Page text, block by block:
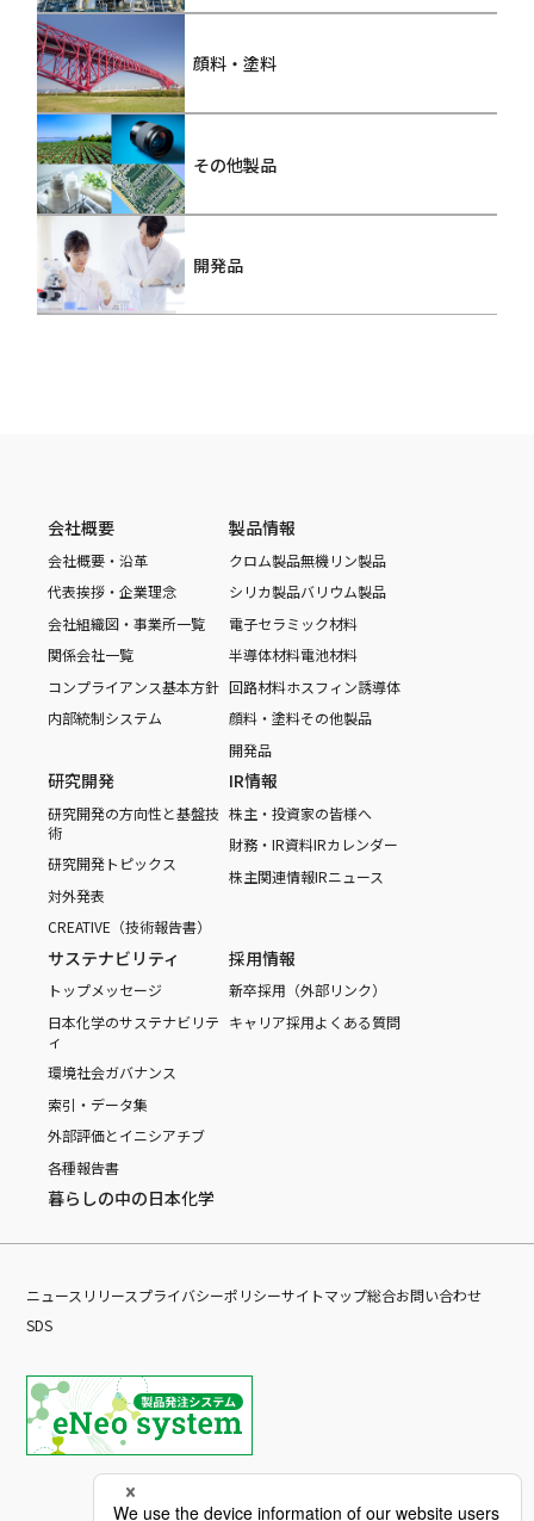
顔料・塗料
その他製品
開発品
会社概要
会社概要・沿革
代表挨拶・企業理念
会社組織図・事業所一覧
関係会社一覧
コンプライアンス基本方針
内部統制システム
製品情報
クロム製品無機リン製品
シリカ製品バリウム製品
電子セラミック材料
半導体材料電池材料
回路材料ホスフィン誘導体
顔料・塗料その他製品
開発品
研究開発
研究開発の方向性と基盤技
術
研究開発トピックス
対外発表
CREATIVE（技術報告書）
IR情報
株主・投資家の皆様へ
財務・IR資料IRカレンダー
株主関連情報IRニュース
サステナビリティ
トップメッセージ
日本化学のサステナビリテ
ィ
環境社会ガバナンス
索引・データ集
外部評価とイニシアチブ
各種報告書
採用情報
新卒採用（外部リンク）
キャリア採用よくある質問
暮らしの中の日本化学
ニュースリリースプライバシーポリシーサイトマップ総合お問い合わせ
SDS